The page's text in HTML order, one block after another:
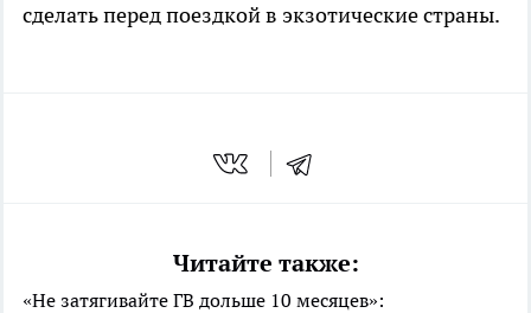
сделать перед поездкой в экзотические страны.
Читайте также:
«Не затягивайте ГВ дольше 10 месяцев»: